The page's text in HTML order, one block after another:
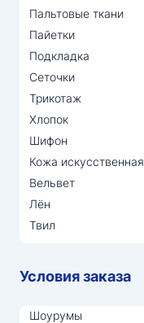
Пальтовые ткани
Пайетки
Подкладка
Сеточки
Трикотаж
Хлопок
Шифон
Кожа искусственная
Вельвет
Лён
Твил
Условия заказа
Шоурумы